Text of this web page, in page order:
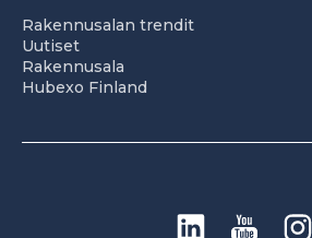
Rakennusalan trendit
Uutiset
Rakennusala
Hubexo Finland